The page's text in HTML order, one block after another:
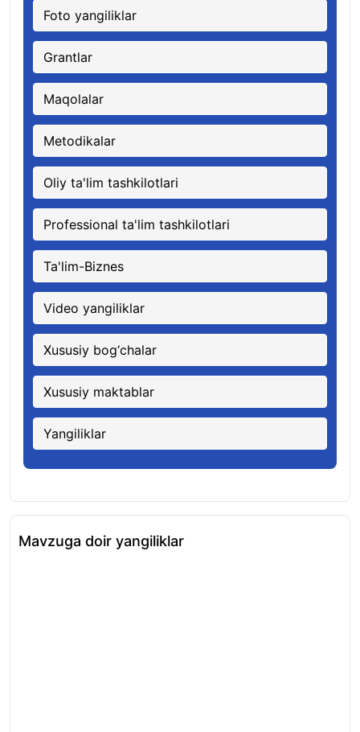
Foto yangiliklar
Grantlar
Maqolalar
Metodikalar
Oliy ta'lim tashkilotlari
Professional ta'lim tashkilotlari
Ta'lim-Biznes
Video yangiliklar
Xususiy bog‘chalar
Xususiy maktablar
Yangiliklar
Mavzuga doir yangiliklar